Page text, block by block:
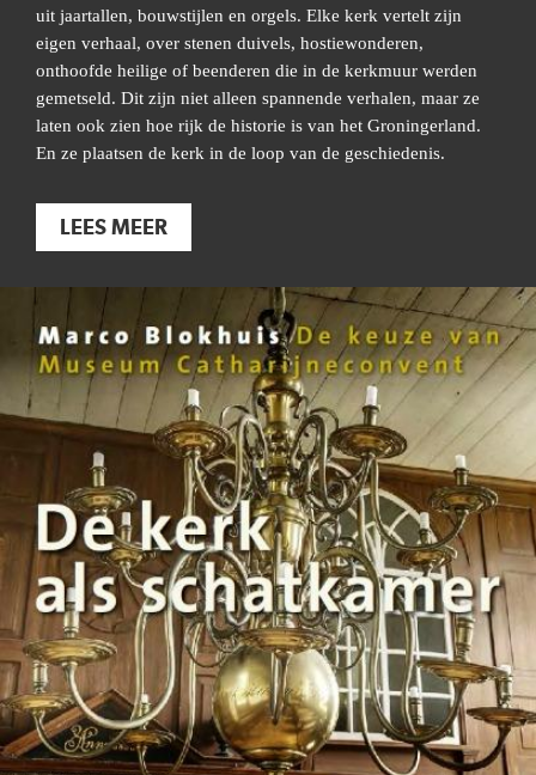
uit jaartallen, bouwstijlen en orgels. Elke kerk vertelt zijn
eigen verhaal, over stenen duivels, hostiewonderen,
onthoofde heilige of beenderen die in de kerkmuur werden
gemetseld. Dit zijn niet alleen spannende verhalen, maar ze
laten ook zien hoe rijk de historie is van het Groningerland.
En ze plaatsen de kerk in de loop van de geschiedenis.
LEES MEER